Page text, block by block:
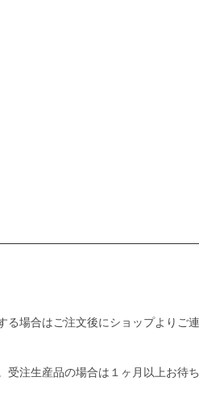
場合はご注文後にショップよりご連
注生産品の場合は１ヶ月以上お待